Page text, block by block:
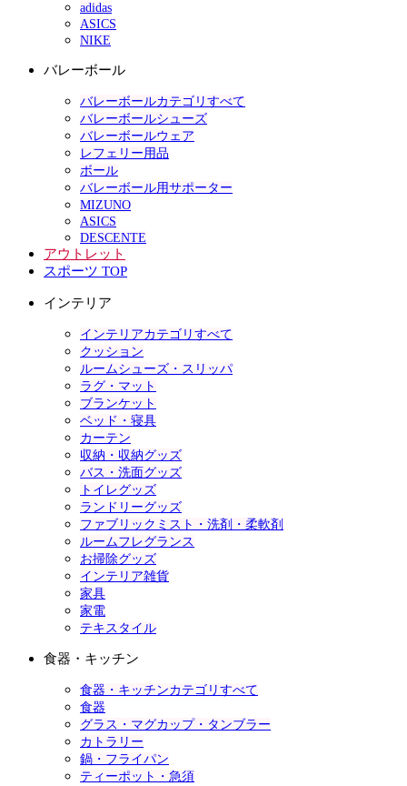
adidas
ASICS
NIKE
バレーボール
バレーボールカテゴリすべて
バレーボールシューズ
バレーボールウェア
レフェリー用品
ボール
バレーボール用サポーター
MIZUNO
ASICS
DESCENTE
アウトレット
スポーツ TOP
インテリア
インテリアカテゴリすべて
クッション
ルームシューズ・スリッパ
ラグ・マット
ブランケット
ベッド・寝具
カーテン
収納・収納グッズ
バス・洗面グッズ
トイレグッズ
ランドリーグッズ
ファブリックミスト・洗剤・柔軟剤
ルームフレグランス
お掃除グッズ
インテリア雑貨
家具
家電
テキスタイル
食器・キッチン
食器・キッチンカテゴリすべて
食器
グラス・マグカップ・タンブラー
カトラリー
鍋・フライパン
ティーポット・急須